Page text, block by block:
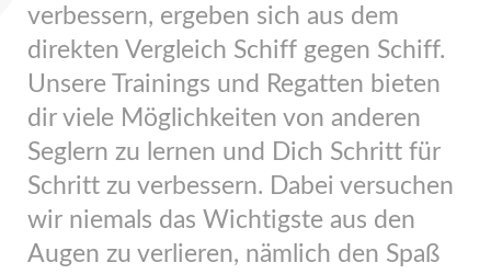
verbessern, ergeben sich aus dem
direkten Vergleich Schiff gegen Schiff.
Unsere Trainings und Regatten bieten
dir viele Möglichkeiten von anderen
Seglern zu lernen und Dich Schritt für
Schritt zu verbessern. Dabei versuchen
wir niemals das Wichtigste aus den
Augen zu verlieren, nämlich den Spaß